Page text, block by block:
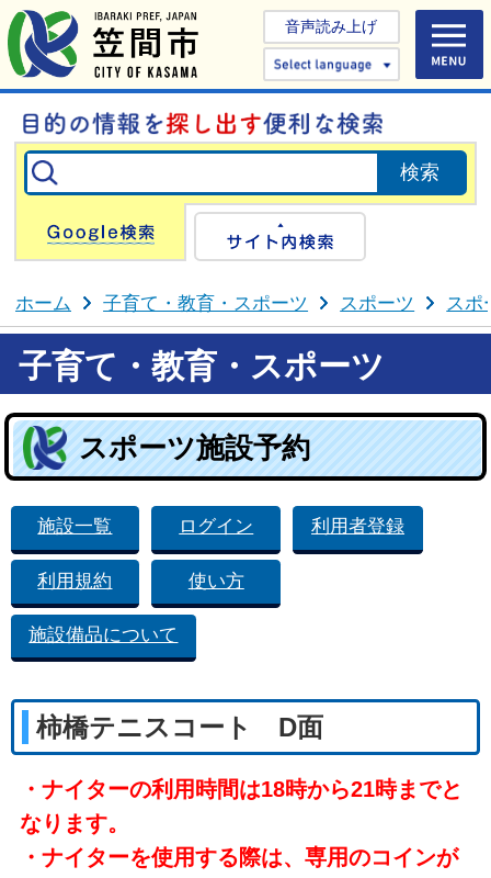
音声読み上げ
Select
Google検索
ホーム 子育て・教育・スポーツ スポーツ スポ
子育て・教育・スポーツ
スポーツ施設予約
施設一覧 ログイン 利用者登録
利用規約 使い方
施設備品について
柿橋テニスコート D面
・ナイターの利用時間は18時から21時までと
なります。
・ナイターを使用する際は、専用のコインが